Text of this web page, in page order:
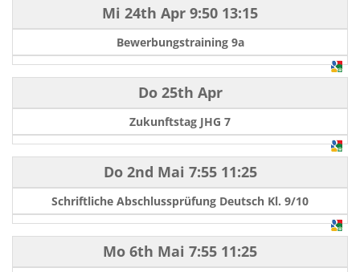
Mi 24th Apr 9:50 13:15
Bewerbungstraining 9a
Do 25th Apr
Zukunftstag JHG 7
Do 2nd Mai 7:55 11:25
Schriftliche Abschlussprüfung Deutsch Kl. 9/10
Mo 6th Mai 7:55 11:25